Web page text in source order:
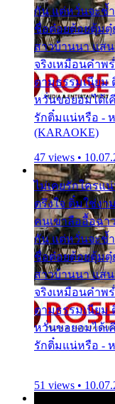
กัน แต่หวั่นจะช้
ชื่อต๋อยต้อยตุ้มตุ๋
สาวบ้านนา แส
จริงเหมือนคำพ
ตามธรรมเนียม
หวั่นขอยอมได้เ
รักติ๋มแน่หรือ -
(KARAOKE)
47 views •
ไม่เคยรักใครแ
ตรึงใจ ติ๋มใช่ง
คนเขาลืออื้อฉา
กัน แต่หวั่นจะช้
ชื่อต๋อยต้อยตุ้มตุ๋
สาวบ้านนา แส
จริงเหมือนคำพ
ตามธรรมเนียม
หวั่นขอยอมได้เ
รักติ๋มแน่หรือ -
51 views •